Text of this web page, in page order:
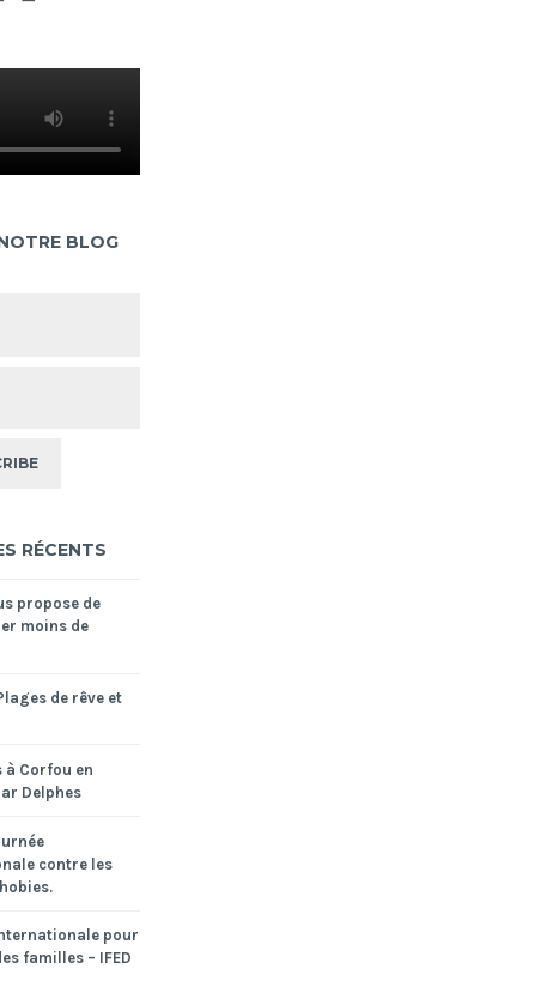
BLOG
RÉCENTS
propose de
moins de
de rêve et
à Corfou en
Delphes
contre les
pour
familles – IFED